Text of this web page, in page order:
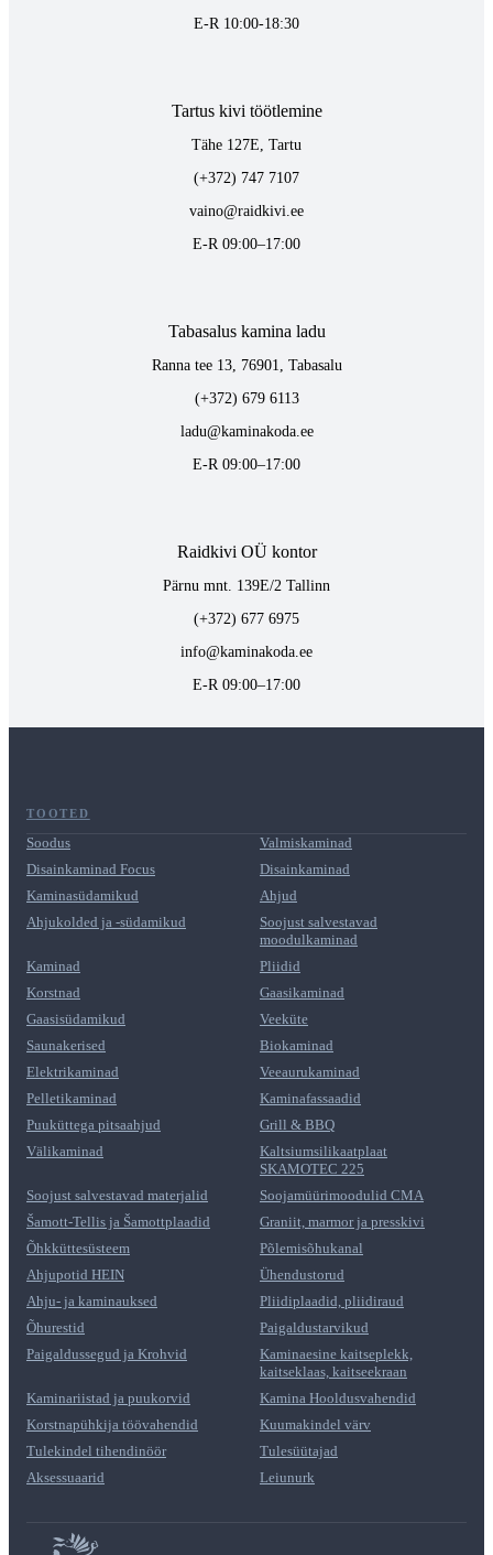
E-R 10:00-18:30
Tartus kivi töötlemine
Tähe 127E, Tartu
(+372) 747 7107
vaino@raidkivi.ee
E-R 09:00–17:00
Tabasalus kamina ladu
Ranna tee 13, 76901, Tabasalu
(+372) 679 6113
ladu@kaminakoda.ee
E-R 09:00–17:00
Raidkivi OÜ kontor
Pärnu mnt. 139E/2 Tallinn
(+372) 677 6975
info@kaminakoda.ee
E-R 09:00–17:00
TOOTED
Soodus
Valmiskaminad
Disainkaminad Focus
Disainkaminad
Kaminasüdamikud
Ahjud
Ahjukolded ja -südamikud
Soojust salvestavad
moodulkaminad
Kaminad
Pliidid
Korstnad
Gaasikaminad
Gaasisüdamikud
Veeküte
Saunakerised
Biokaminad
Elektrikaminad
Veeaurukaminad
Pelletikaminad
Kaminafassaadid
Puuküttega pitsaahjud
Grill & BBQ
Välikaminad
Kaltsiumsilikaatplaat
SKAMOTEC 225
Soojust salvestavad materjalid
Soojamüürimoodulid CMA
Šamott-Tellis ja Šamottplaadid
Graniit, marmor ja presskivi
Õhkküttesüsteem
Põlemisõhukanal
Ahjupotid HEIN
Ühendustorud
Ahju- ja kaminauksed
Pliidiplaadid, pliidiraud
Õhurestid
Paigaldustarvikud
Paigaldussegud ja Krohvid
Kaminaesine kaitseplekk,
kaitseklaas, kaitseekraan
Kaminariistad ja puukorvid
Kamina Hooldusvahendid
Korstnapühkija töövahendid
Kuumakindel värv
Tulekindel tihendinöör
Tulesüütajad
Aksessuaarid
Leiunurk